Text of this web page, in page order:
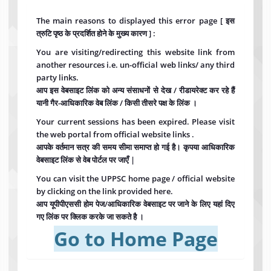
The main reasons to displayed this error page [ इस
त्रुटि पृष्ठ के प्रदर्शित होने के मुख्य कारण ] :
You are visiting/redirecting this website link from
another resources i.e. un-official web links/ any third
party links.
आप इस वेबसाइट लिंक को अन्य संसाधनों से देख / रीडायरेक्ट कर रहे हैं
यानी गैर-आधिकारिक वेब लिंक / किसी तीसरे पक्ष के लिंक ।
Your current sessions has been expired. Please visit
the web portal from official website links .
आपके वर्तमान सत्र की समय सीमा समाप्त हो गई है। कृपया आधिकारिक
वेबसाइट लिंक से वेब पोर्टल पर जाएँ |
You can visit the UPPSC home page / official website
by clicking on the link provided here.
आप यूपीपीएससी होम पेज/आधिकारिक वेबसाइट पर जाने के लिए यहां दिए
गए लिंक पर क्लिक करके जा सकते है ।
Go to Home Page